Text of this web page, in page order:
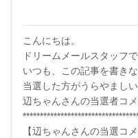
こんにちは。
ドリームメールスタッフで
いつも、この記事を書きな
当選した方がうらやましい
辺ちゃんさんの当選者コ
【辺ちゃんさんの当選コメ